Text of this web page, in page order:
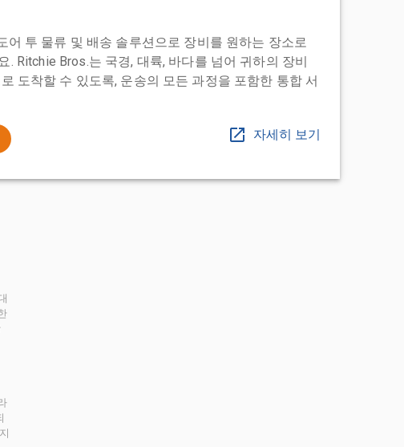
어 투 물류 및 배송 솔루션으로 장비를 원하는 장소로
. Ritchie Bros.는 국경, 대륙, 바다를 넘어 귀하의 장비
도착할 수 있도록, 운송의 모든 과정을 포함한 통합 서
자세히 보기